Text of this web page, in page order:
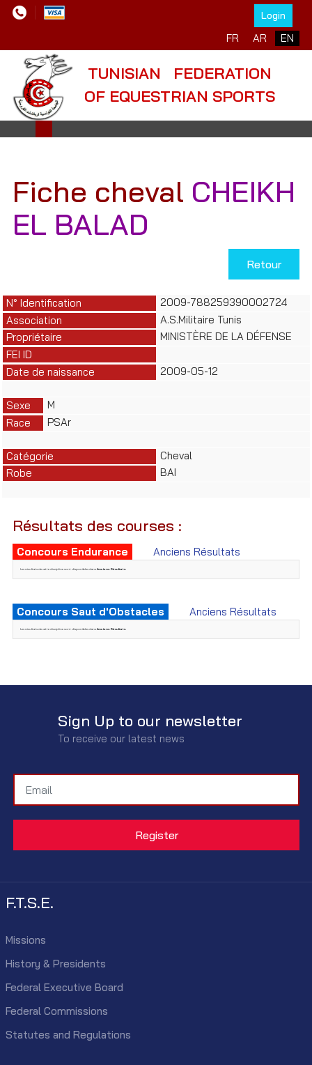
Login
Select your language
FR AR EN
TUNISIAN FEDERATION
OF EQUESTRIAN SPORTS
Fiche cheval CHEIKH
EL BALAD
Retour
N° Identification
2009-788259390002724
Association
A.S.Militaire Tunis
Propriétaire
MINISTÈRE DE LA DÉFENSE
FEI ID
Date de naissance
2009-05-12
Sexe
M
Race
PSAr
Catégorie
Cheval
Robe
BAI
Résultats des courses :
Concours Endurance Anciens Résultats
Les résultats de cette discipline sont disponibles dans Anciens Résultats.
Concours Saut d'Obstacles Anciens Résultats
Les résultats de cette discipline sont disponibles dans Anciens Résultats.
Sign Up to our newsletter
To receive our latest news
F.T.S.E.
Missions
History & Presidents
Federal Executive Board
Federal Commissions
Statutes and Regulations